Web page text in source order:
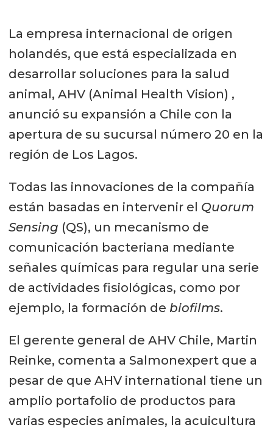
La empresa internacional de origen
holandés, que está especializada en
desarrollar soluciones para la salud
animal, AHV (Animal Health Vision) ,
anunció su expansión a Chile con la
apertura de su sucursal número 20 en la
región de Los Lagos.
Todas las innovaciones de la compañía
están basadas en intervenir el Quorum
Sensing (QS), un mecanismo de
comunicación bacteriana mediante
señales químicas para regular una serie
de actividades fisiológicas, como por
ejemplo, la formación de biofilms.
El gerente general de AHV Chile, Martin
Reinke, comenta a Salmonexpert que a
pesar de que AHV international tiene un
amplio portafolio de productos para
varias especies animales, la acuicultura